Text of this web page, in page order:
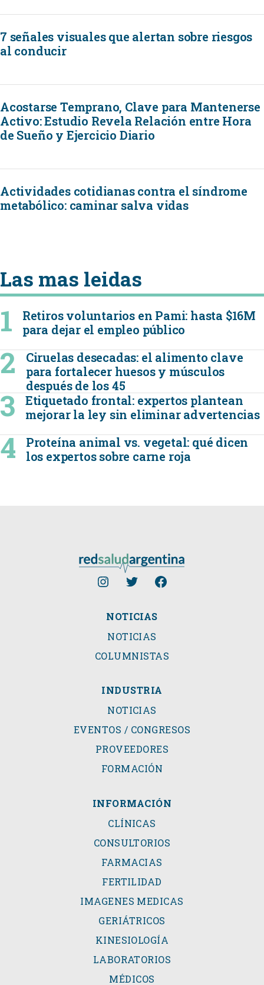
7 señales visuales que alertan sobre riesgos
al conducir
Acostarse Temprano, Clave para Mantenerse
Activo: Estudio Revela Relación entre Hora
de Sueño y Ejercicio Diario
Actividades cotidianas contra el síndrome
metabólico: caminar salva vidas
Las mas leidas
Retiros voluntarios en Pami: hasta $16M
para dejar el empleo público
Ciruelas desecadas: el alimento clave
para fortalecer huesos y músculos
después de los 45
Etiquetado frontal: expertos plantean
mejorar la ley sin eliminar advertencias
Proteína animal vs. vegetal: qué dicen
los expertos sobre carne roja
NOTICIAS
NOTICIAS
COLUMNISTAS
INDUSTRIA
NOTICIAS
EVENTOS / CONGRESOS
PROVEEDORES
FORMACIÓN
INFORMACIÓN
CLÍNICAS
CONSULTORIOS
FARMACIAS
FERTILIDAD
IMAGENES MEDICAS
GERIÁTRICOS
KINESIOLOGÍA
LABORATORIOS
MÉDICOS